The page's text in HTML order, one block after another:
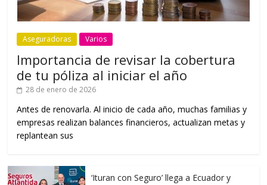
Aseguradoras Varios
Importancia de revisar la cobertura
de tu póliza al iniciar el año
28 de enero de 2026
Antes de renovarla. Al inicio de cada año, muchas familias y
empresas realizan balances financieros, actualizan metas y
replantean sus
‘Ituran con Seguro’ llega a Ecuador y